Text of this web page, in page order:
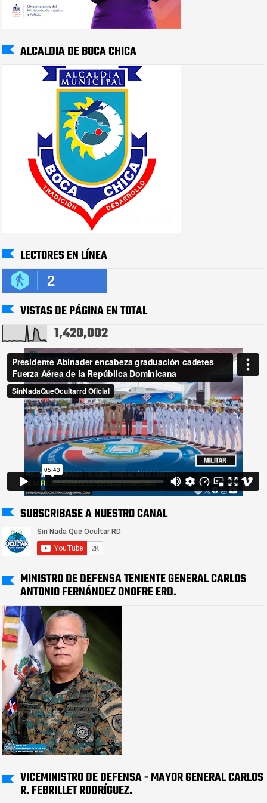
ALCALDIA DE BOCA CHICA
LECTORES EN LÍNEA
2
VISTAS DE PÁGINA EN TOTAL
1,420,002
SUBSCRIBASE A NUESTRO CANAL
MINISTRO DE DEFENSA TENIENTE GENERAL CARLOS
ANTONIO FERNÁNDEZ ONOFRE ERD.
VICEMINISTRO DE DEFENSA - MAYOR GENERAL CARLOS
R. FEBRILLET RODRÍGUEZ.